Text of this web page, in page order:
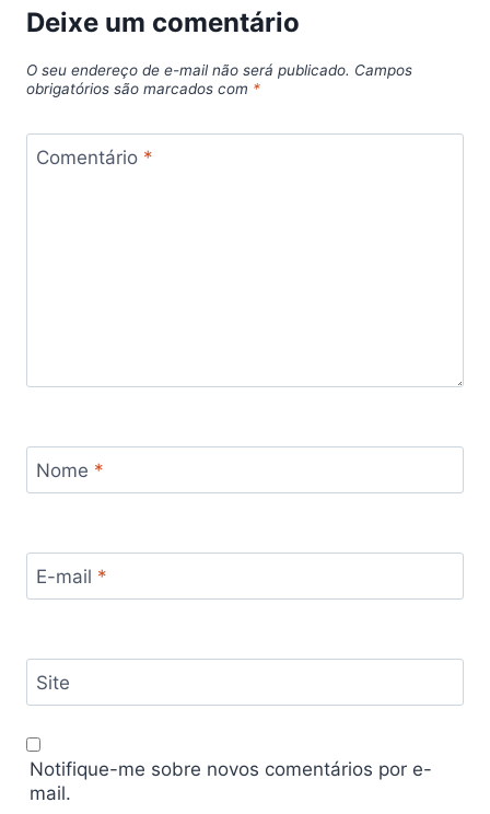
Deixe um comentário
O seu endereço de e-mail não será publicado. Campos
obrigatórios são marcados com *
Comentário *
Nome *
E-mail *
Site
Notifique-me sobre novos comentários por e-
mail.